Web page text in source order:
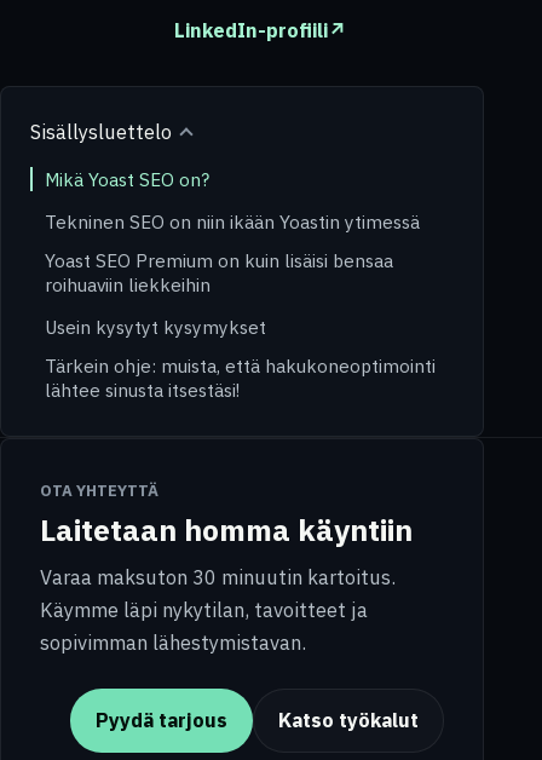
LinkedIn-profiili↗
Sisällysluettelo
Mikä Yoast SEO on?
Tekninen SEO on niin ikään Yoastin ytimessä
Yoast SEO Premium on kuin lisäisi bensaa
roihuaviin liekkeihin
Usein kysytyt kysymykset
Tärkein ohje: muista, että hakukoneoptimointi
lähtee sinusta itsestäsi!
OTA YHTEYTTÄ
Laitetaan homma käyntiin
Varaa maksuton 30 minuutin kartoitus.
Käymme läpi nykytilan, tavoitteet ja
sopivimman lähestymistavan.
Pyydä tarjous Katso työkalut